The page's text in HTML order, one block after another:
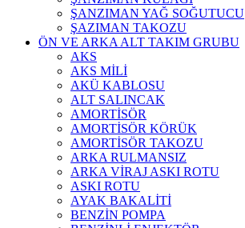
ŞANZIMAN YAĞ SOĞUTUCU
ŞAZIMAN TAKOZU
ÖN VE ARKA ALT TAKIM GRUBU
AKS
AKS MİLİ
AKÜ KABLOSU
ALT SALINCAK
AMORTİSÖR
AMORTİSÖR KÖRÜK
AMORTİSÖR TAKOZU
ARKA RULMANSIZ
ARKA VİRAJ ASKI ROTU
ASKI ROTU
AYAK BAKALİTİ
BENZİN POMPA